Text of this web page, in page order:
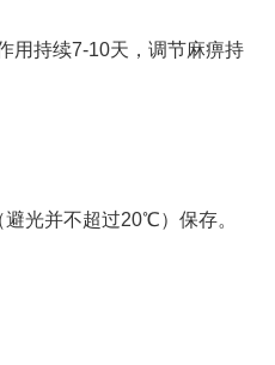
用持续7-10天，调节麻痹持
光并不超过20℃）保存。